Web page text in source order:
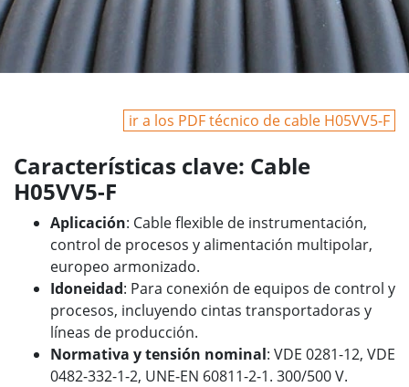
ir a los PDF técnico de cable H05VV5-F
Características clave: Cable
H05VV5-F
Aplicación: Cable flexible de instrumentación,
control de procesos y alimentación multipolar,
europeo armonizado.
Idoneidad: Para conexión de equipos de control y
procesos, incluyendo cintas transportadoras y
líneas de producción.
Normativa y tensión nominal: VDE 0281-12, VDE
0482-332-1-2, UNE-EN 60811-2-1. 300/500 V.